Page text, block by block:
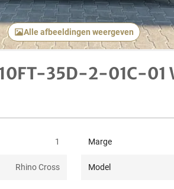
Alle afbeeldingen weergeven
35D-2-01C-01
1 Marge
Rhino Cross Model